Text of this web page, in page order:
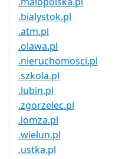
.bialystok.pl
.atm.pl
.olawa.pl
.nieruchomosci.pl
.szkola.pl
.lubin.pl
.zgorzelec.pl
.lomza.pl
.wielun.pl
.ustka.pl